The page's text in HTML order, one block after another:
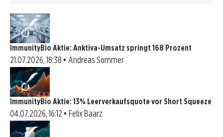
ImmunityBio Aktie: Anktiva-Umsatz springt 168 Prozent
21.07.2026, 18:38 • Andreas Sommer
ImmunityBio Aktie: 13% Leerverkaufsquote vor Short Squeeze
04.07.2026, 16:12 • Felix Baarz